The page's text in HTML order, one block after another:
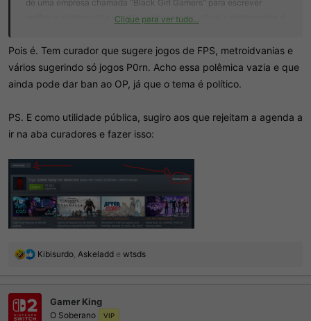
de uma empresa chamada "Black Girl Gamers" para escrever
melhor a protagonista e outros personagens, afinal a protagonista é
trabalho em fazer a protagonista ser insuportável.
Clique para ver tudo...
Pois é. Tem curador que sugere jogos de FPS, metroidvanias e
vários sugerindo só jogos P0rn. Acho essa polêmica vazia e que
ainda pode dar ban ao OP, já que o tema é político.
PS. E como utilidade pública, sugiro aos que rejeitam a agenda a
ir na aba curadores e fazer isso:
R
Kibisurdo Askeladd e wtsds
Gamer King
O Soberano VIP